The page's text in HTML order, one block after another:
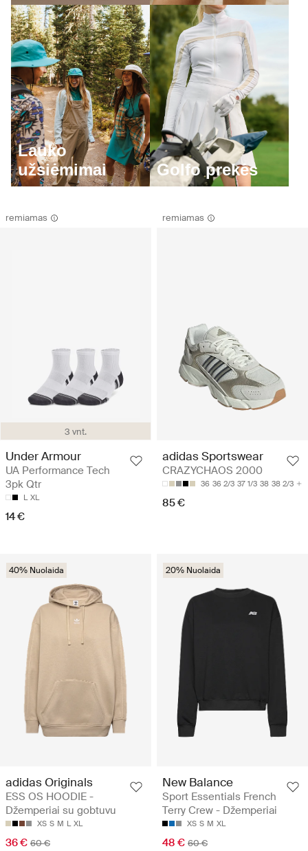
remiamas
3 vnt.
Under Armour
UA Performance Tech
3pk Qtr
L XL
14 €
remiamas
adidas Sportswear
CRAZYCHAOS 2000
36 36 2/3 37 1/3 38 38 2/3
85 €
40% Nuolaida
adidas Originals
ESS OS HOODIE -
Džemperiai su gobtuvu
XS S M L XL
36 € 60 €
20% Nuolaida
New Balance
Sport Essentials French
Terry Crew - Džemperiai
XS S M XL
48 € 60 €
Lauko
užsiėmimai
Golfo prekės